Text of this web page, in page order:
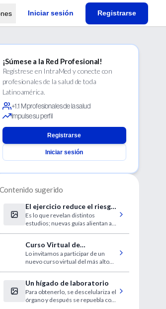
Iniciar sesión Registrarse
¡Súmese a la Red Profesional!
Regístrese en IntraMed y conecte con
profesionales de la salud de toda
Latinoamérica.
+1.1 M profesionales de la salud
Impulse su perfil
Registrarse
Iniciar sesión
Contenido sugerido
El ejercicio reduce el riesgo
de que el cáncer vulva
Es lo que revelan distintos
estudios; nuevas guías alientan a
Curso Virtual de
Prevención de las
infecciones en Pediatría
Lo invitamos a participar de un
nuevo curso virtual del más alto
Un hígado de laboratorio
Para obtenerlo, se descelulariza el
órgano y después se repuebla con